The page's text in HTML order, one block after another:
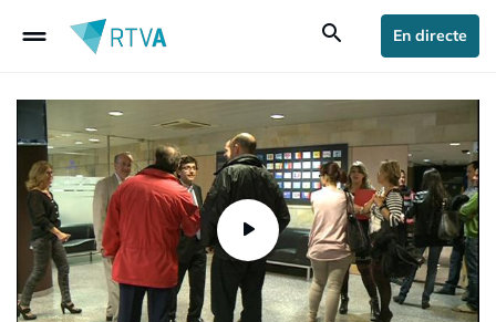
drag_handle search En directe